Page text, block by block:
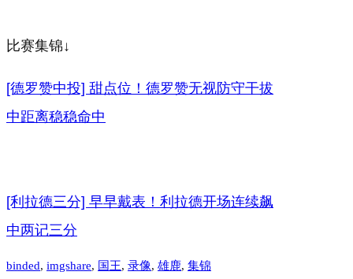
比赛集锦↓
[德罗赞中投] 甜点位！德罗赞无视防守干拔
中距离稳稳命中
[利拉德三分] 早早戴表！利拉德开场连续飙
中两记三分
binded, imgshare, 国王, 录像, 雄鹿, 集锦